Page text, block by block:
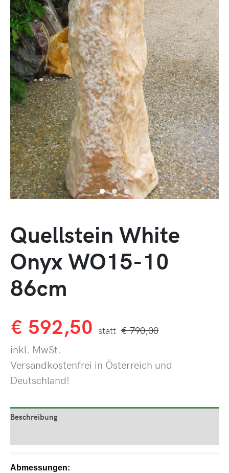
Quellstein White
Onyx WO15-10
86cm
€ 592,50 €790,00
inkl. MwSt.
Versandkostenfrei in Österreich und
Deutschland!
Beschreibung
Abmessungen: